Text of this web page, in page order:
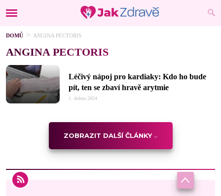
DOMŮ ANGINA PECTORIS
ANGINA PECTORIS
Léčivý nápoj pro kardiaky: Kdo ho bude
pít, ten se zbaví hravě arytmie
1. dubna 2024
ZOBRAZIT DALŠÍ ČLÁNKY